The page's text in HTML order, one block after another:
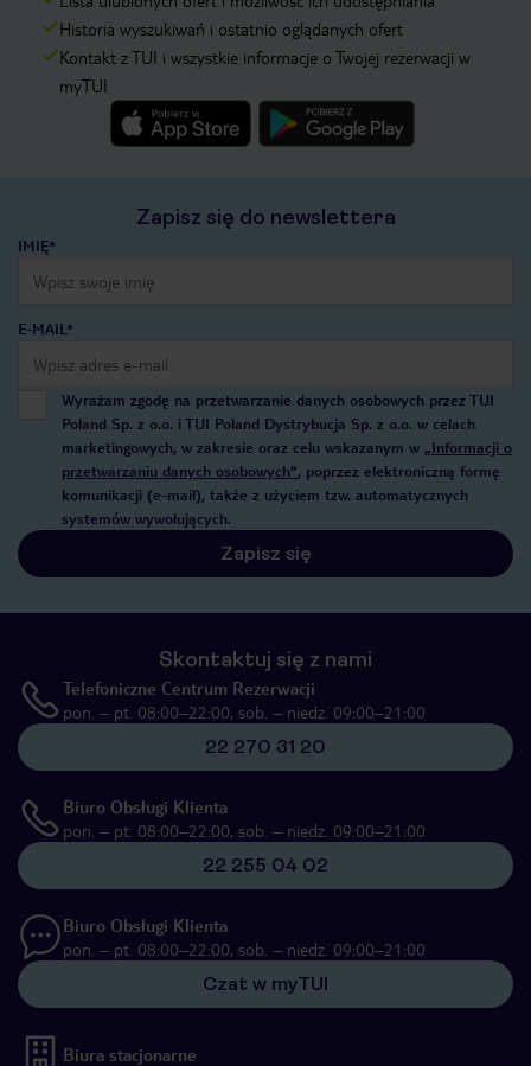
Historia wyszukiwań i ostatnio oglądanych ofert
Kontakt z TUI i wszystkie informacje o Twojej rezerwacji w
myTUI
Zapisz się do newslettera
IMIĘ*
E-MAIL*
Wyrażam zgodę na przetwarzanie danych osobowych przez TUI
Poland Sp. z o.o. i TUI Poland Dystrybucja Sp. z o.o. w celach
marketingowych, w zakresie oraz celu wskazanym w „Informacji o
przetwarzaniu danych osobowych”, poprzez elektroniczną formę
komunikacji (e-mail), także z użyciem tzw. automatycznych
systemów wywołujących.
Zapisz się
Skontaktuj się z nami
Telefoniczne Centrum Rezerwacji
pon. – pt. 08:00–22:00, sob. – niedz. 09:00–21:00
22 270 31 20
Biuro Obsługi Klienta
pon. – pt. 08:00–22:00, sob. – niedz. 09:00–21:00
22 255 04 02
Biuro Obsługi Klienta
pon. – pt. 08:00–22:00, sob. – niedz. 09:00–21:00
Czat w myTUI
Biura stacjonarne